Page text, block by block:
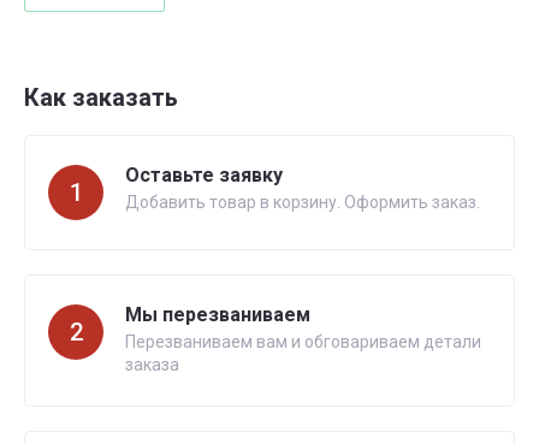
Как заказать
1
Оставьте заявку
Добавить товар в корзину. Оформить заказ.
2
Мы перезваниваем
Перезваниваем вам и обговариваем детали
заказа